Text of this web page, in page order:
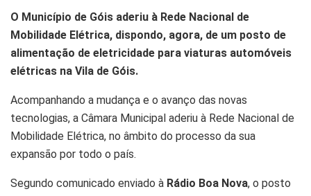
O Município de Góis aderiu à Rede Nacional de
Mobilidade Elétrica, dispondo, agora, de um posto de
alimentação de eletricidade para viaturas automóveis
elétricas na Vila de Góis.
Acompanhando a mudança e o avanço das novas
tecnologias, a Câmara Municipal aderiu à Rede Nacional de
Mobilidade Elétrica, no âmbito do processo da sua
expansão por todo o país.
Segundo comunicado enviado à Rádio Boa Nova, o posto